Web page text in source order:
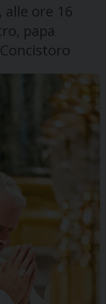
alle ore 16
papa